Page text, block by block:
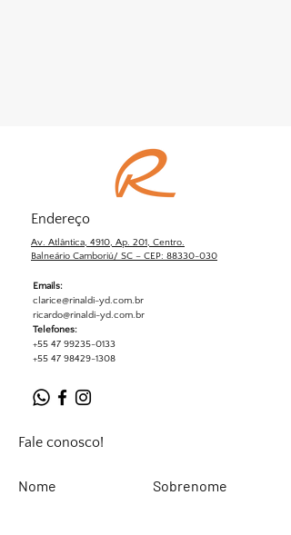
Endereço
Av. Atlântica, 4910, Ap. 201, Centro.
Balneário Camboriú/ SC – CEP: 88330-030
Emails:
clarice@rinaldi-yd.com.br
ricardo@rinaldi-yd.com.br
Telefones:
+55 47 99235-0133
+55 47 98429-1308
Fale conosco!
Nome Sobrenome